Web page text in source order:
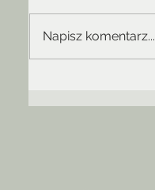
Napisz komentarz...